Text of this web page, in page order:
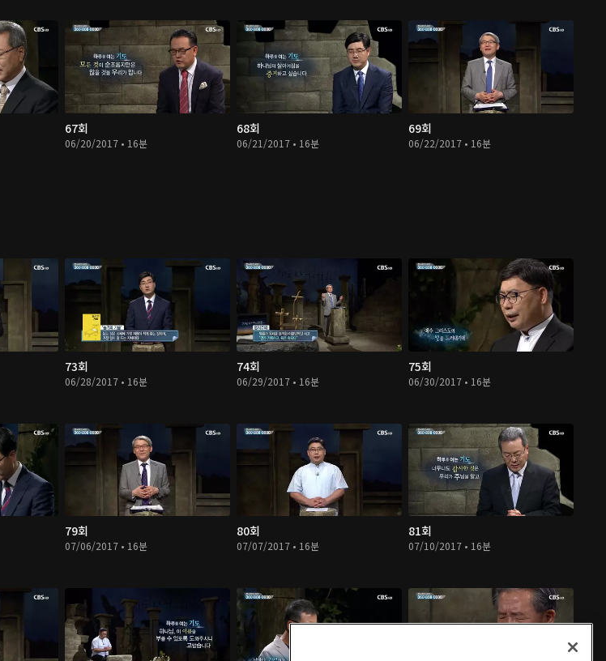
67회
06/20/2017 • 16분
68회
06/21/2017 • 16분
69회
06/22/2017 • 16분
73회
06/28/2017 • 16분
74회
06/29/2017 • 16분
75회
06/30/2017 • 16분
79회
07/06/2017 • 16분
80회
07/07/2017 • 16분
81회
07/10/2017 • 16분